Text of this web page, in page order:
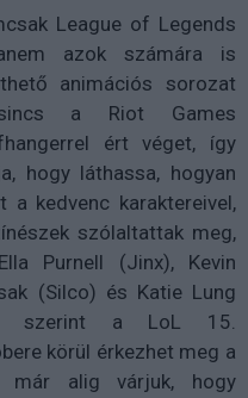
League of Legends
azok számára is
animációs sorozat
a Riot Games
ért véget, így
hogy láthassa, hogyan
kedvenc karaktereivel,
szólaltattak meg,
Purnell (Jinx), Kevin
(Silco) és Katie Lung
szerint a LoL 15.
körül érkezhet meg a
már alig várjuk, hogy